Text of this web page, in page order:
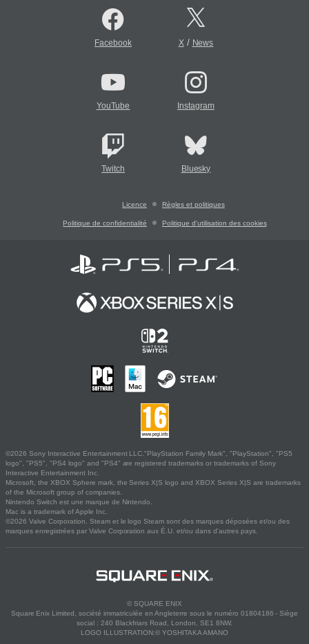
Facebook X/ News
YouTube Instagram
Twitch Bluesky
Licence Règles et politiques
Politique de confidentialité Politique d'utilisation des cookies
©2026 Sony Interactive Entertainment LLC."PlayStation Family Mark", "PlayStation", "PS5
logo", "PS5", "PS4 logo" and "PS4" are registered trademarks or trademarks of Sony
Interactive Entertainment Inc.
Microsoft, the XBOX Sphere mark, the Series X|S logo and XBOX Series X|S are trademarks
of the Microsoft group of companies.
Nintendo Switch est une marque de Nintendo.
Mac is a trademark of Apple Inc.
©2026 Valve Corporation. Steam et le logo Steam sont des marques déposées et/ou des
marques enregistrées par Valve Corporation aux É.U. et/ou dans d'autres pays.
© SQUARE ENIX
Square Enix Limited, société immatriculée en Angleterre sous le numéro 01804186 - Siège
social : 240 Blackfriars Road, London, SE1 8NW.
LOGO ILLUSTRATION:© YOSHITAKA AMANO